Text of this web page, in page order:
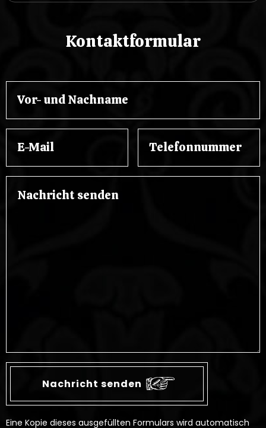
Kontaktformular
Eine Kopie dieses ausgefüllten Formulars wird automatisch